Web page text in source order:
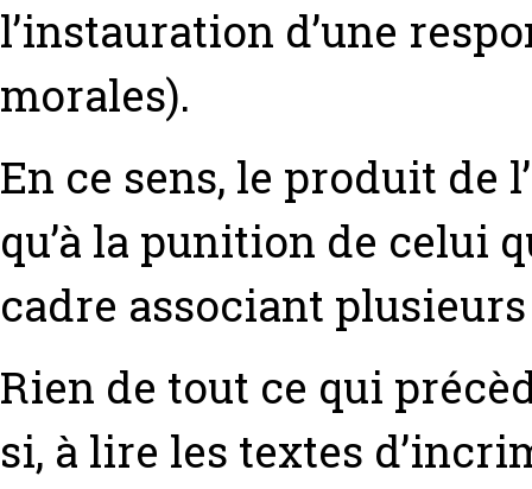
l’instauration d’une
morales).
En ce sens, le produit
qu’à la punition de celui
cadre associant
Rien de tout ce qui
si, à lire les textes